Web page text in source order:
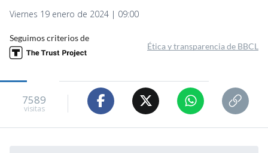
Viernes 19 enero de 2024 | 09:00
Seguimos criterios de
Ética y transparencia de BBCL
7589
visitas